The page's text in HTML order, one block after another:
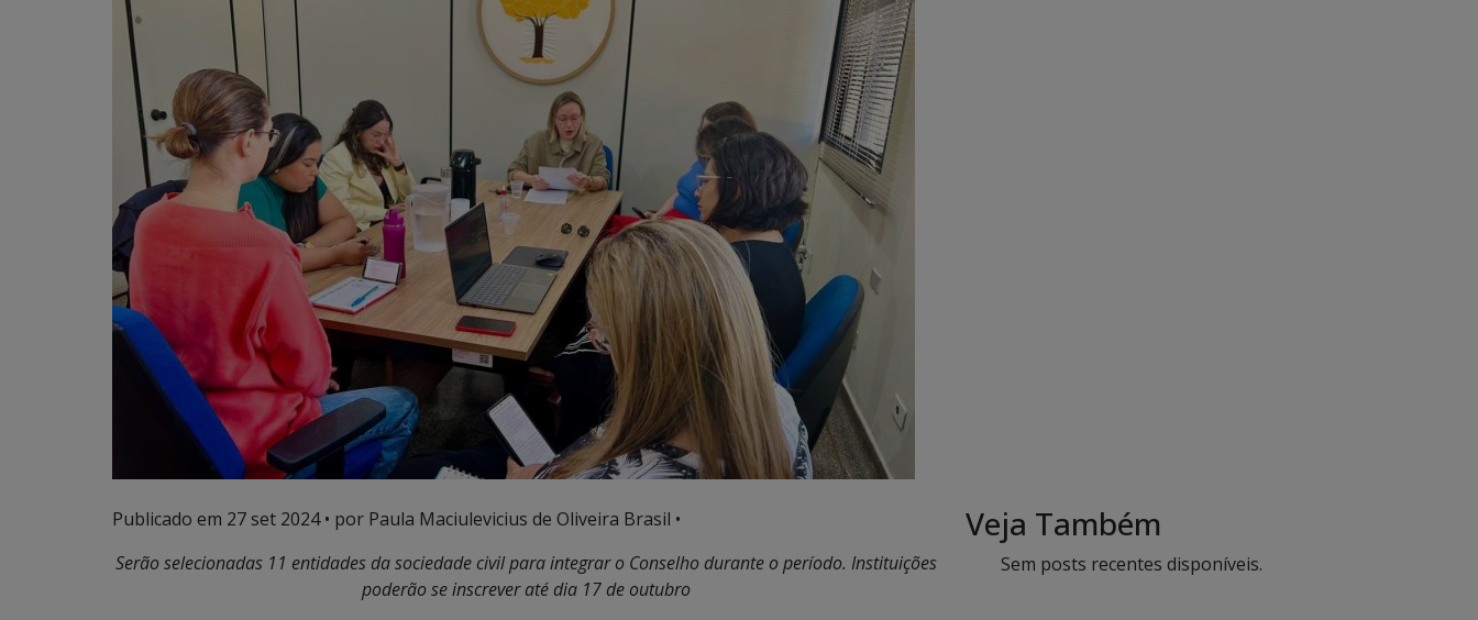
Publicado em 27 set 2024• por Paula Maciulevicius de Oliveira Brasil •
Serão selecionadas 11 entidades da sociedade civil para integrar o Conselho durante o período. Instituições
poderão se inscrever até dia 17 de outubro
Veja Também
Sem posts recentes disponíveis.